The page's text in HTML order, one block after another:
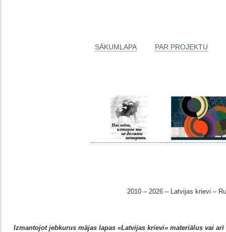
SĀKUMLAPA PAR PROJEKTU
2010 – 2026 – Latvijas krievi –
Izmantojot jebkurus mājas lapas «Latvijas krievi» materiālus vai